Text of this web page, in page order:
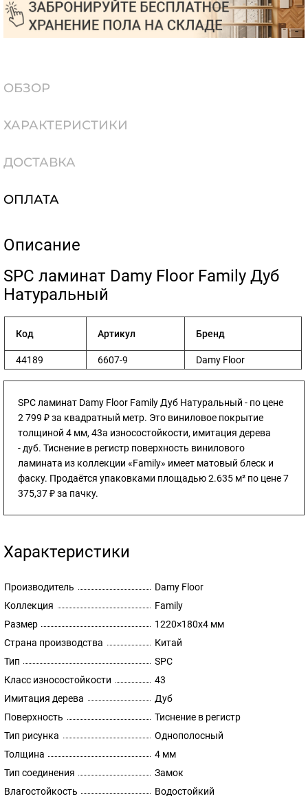
ОБЗОР
ХАРАКТЕРИСТИКИ
ДОСТАВКА
ОПЛАТА
Описание
​SPC ламинат Damy Floor Family Дуб
Натуральный
Код Артикул Бренд
44189 6607-9 Damy Floor
SPC ламинат Damy Floor Family Дуб Натуральный - по цене
2 799 ₽ за квадратный метр. Это виниловое покрытие
толщиной 4 мм, 43а износостойкости, имитация дерева
- дуб. Тиснение в регистр поверхность винилового
ламината из коллекции «Family» имеет матовый блеск и
фаску. Продаётся упаковками площадью 2.635 м² по цене 7
375,37 ₽ за пачку.
Характеристики
Производитель
Damy Floor
Коллекция
Family
Размер
1220×180x4 мм
Страна производства
Китай
Тип
SPC
Класс износостойкости
43
Имитация дерева
Дуб
Поверхность
Тиснение в регистр
Тип рисунка
Однополосный
Толщина
4 мм
Тип соединения
Замок
Влагостойкость
Водостойкий